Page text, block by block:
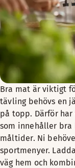
Bra mat är viktigt
tävling behövs en
på topp. Därför
som innehåller bra
måltider. Ni
sportmenyer.
väg hem och